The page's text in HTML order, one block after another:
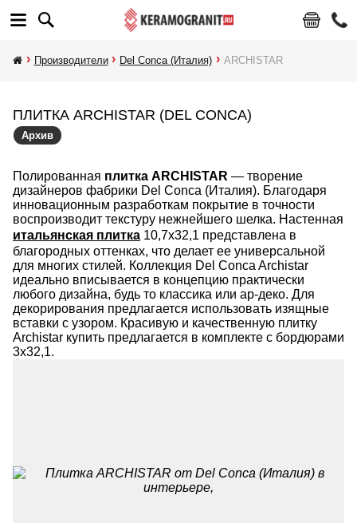
Производители Del Conca (Италия) ARCHISTAR
ПЛИТКА ARCHISTAR (DEL CONCA)
Архив
Полированная плитка ARCHISTAR — творение
дизайнеров фабрики Del Conca (Италия). Благодаря
инновационным разработкам покрытие в точности
воспроизводит текстуру нежнейшего шелка. Настенная
итальянская плитка 10,7х32,1 представлена в
благородных оттенках, что делает ее универсальной
для многих стилей. Коллекция Del Conca Archistar
идеально вписывается в концепцию практически
любого дизайна, будь то классика или ар-деко. Для
декорирования предлагается использовать изящные
вставки с узором. Красивую и качественную плитку
Archistar купить предлагается в комплекте с бордюрами
3х32,1.